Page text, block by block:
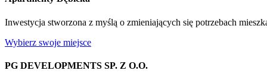
Inwestycja stworzona z myślą o zmieniających się potrzebach
Wybierz swoje miejsce
PG DEVELOPMENTS SP. Z O.O.